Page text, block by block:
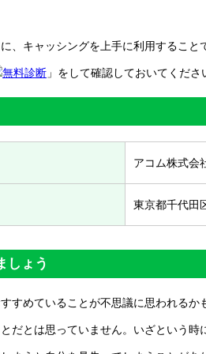
、キャッシングを上手に利用するこ
無料診断 」をして確認しておいてくださ
アコム株式会
東京都千代田
しょう
すめていることが不思議に思われるか
だとは思っていません。いざという時